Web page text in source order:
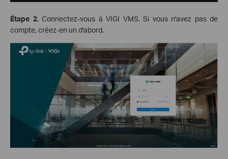
Étape 2.Connectez-vous à VIGI VMS. Si vous n'avez pas de
compte, créez-en un d'abord.